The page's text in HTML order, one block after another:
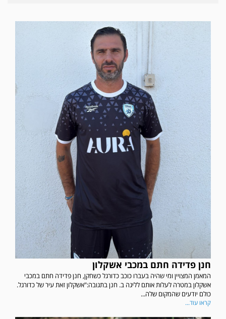
חנן פדידה חתם במכבי אשקלון
המאמן המצויין ומי שהיה בעברו כוכב כדורגל כשחקן, חנן פדידה חתם במכבי
אשקלון במטרה לעלות אותם לליגה ב. חנן בתגובה:"אשקלון זאת עיר של כדורגל.
כולם יודעים שהמקום שלה...
קראו עוד...